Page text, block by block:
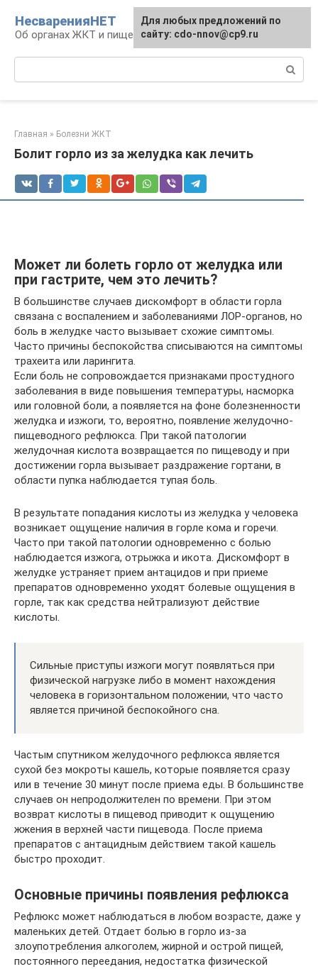
контенту
НесваренияНЕТ
Об органах ЖКТ и пищеварении
Главная » Болезни ЖКТ
Болит горло из за желудка как лечить
Может ли болеть горло от желудка или
при гастрите, чем это лечить?
В большинстве случаев дискомфорт в области горла
связана с воспалением и заболеваниями ЛОР-органов, но
боль в желудке часто вызывает схожие симптомы.
Часто причины беспокойства списываются на симптомы
трахеита или ларингита.
Если боль не сопровождается признаками простудного
заболевания в виде повышения температуры, насморка
или головной боли, а появляется на фоне болезненности
желудка и изжоги, то, вероятно, появление желудочно-
пищеводного рефлюкса. При такой патологии
желудочная кислота возвращается по пищеводу и при
достижении горла вызывает раздражение гортани, в
области пупка наблюдается тупая боль.
В результате попадания кислоты из желудка у человека
возникает ощущение наличия в горле кома и горечи.
Часто при такой патологии одновременно с болью
наблюдается изжога, отрыжка и икота. Дискомфорт в
желудке устраняет прием антацидов и при приеме
препаратов одновременно уходят болевые ощущения в
горле, так как средства нейтрализуют действие
кислоты.
Сильные приступы изжоги могут появляться при
физической нагрузке либо в момент нахождения
человека в горизонтальном положении, что часто
является причиной беспокойного сна.
Частым спутником желудочного рефлюкса является
сухой без мокроты кашель, которые появляется сразу
или в течение 30 минут после приема еды. В большинстве
случаев он непродолжителен по времени. При этом
возврат кислоты в пищевод приводит к ощущению
жжения в верхней части пищевода. После приема
препаратов с антацидным действием такой кашель
быстро проходит.
Основные причины появления рефлюкса
Рефлюкс может наблюдаться в любом возрасте, даже у
маленьких детей. Отдает болью в горло из-за
злоупотребления алкоголем, жирной и острой пищей,
постоянного переедания, недостатка физической
Для любых предложений по
сайту: cdo-nnov@cp9.ru